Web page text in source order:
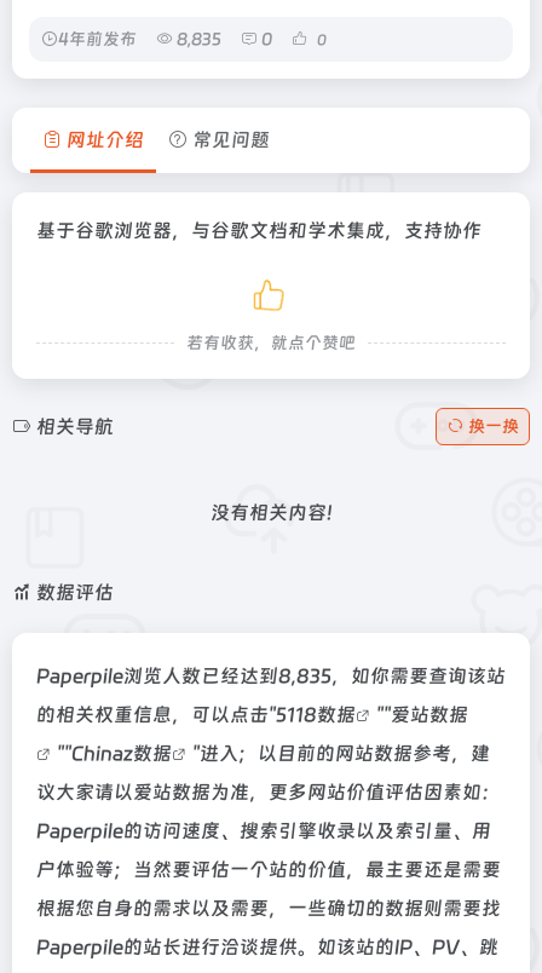
4年前发布 8,835 0 0
网址介绍 常见问题
基于谷歌浏览器，与谷歌文档和学术集成，支持协作
若有收获，就点个赞吧
相关导航 换一换
没有相关内容!
数据评估
Paperpile浏览人数已经达到8,835，如你需要查询该站
的相关权重信息，可以点击"5118数据 ""爱站数据
""Chinaz数据
"进入；以目前的网站数据参考，建
议大家请以爱站数据为准，更多网站价值评估因素如：
Paperpile的访问速度、搜索引擎收录以及索引量、用
户体验等；当然要评估一个站的价值，最主要还是需要
根据您自身的需求以及需要，一些确切的数据则需要找
Paperpile的站长进行洽谈提供。如该站的IP、PV、跳